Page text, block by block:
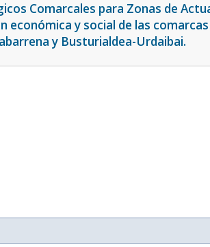
Comarcales para Zonas de
y social de las
y Busturialdea-Urdaibai.